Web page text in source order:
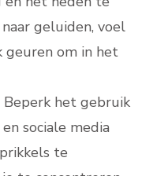
geluiden, voel
om in het
Beperk het gebruik
sociale media
te